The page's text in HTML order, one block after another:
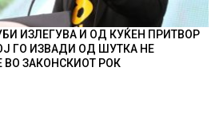
ИЗЛЕГУВА И ОД КУЌЕН ПРИТВОР
ГО ИЗВАДИ ОД ШУТКА НЕ
ЗАКОНСКИОТ РОК